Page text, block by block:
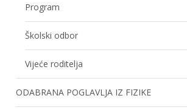
Program
Školski odbor
Vijeće roditelja
ODABRANA POGLAVLJA IZ FIZIKE